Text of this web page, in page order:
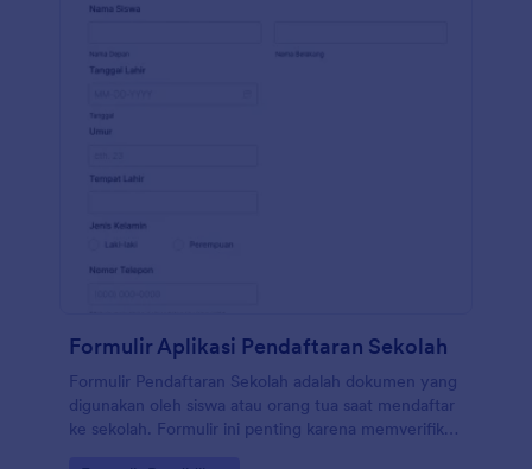
Formulir Aplikasi Pendaftaran Sekolah
Formulir Pendaftaran Sekolah adalah dokumen yang
digunakan oleh siswa atau orang tua saat mendaftar
ke sekolah. Formulir ini penting karena memverifikasi